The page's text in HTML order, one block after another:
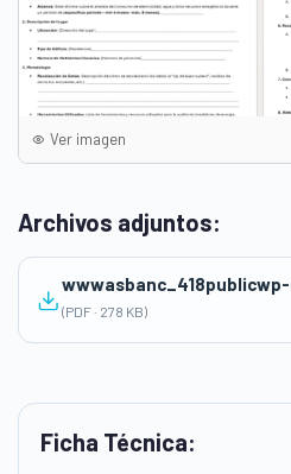
Ficha Técnica:
Ver imagen
Archivos adjuntos:
(PDF · 278 KB)